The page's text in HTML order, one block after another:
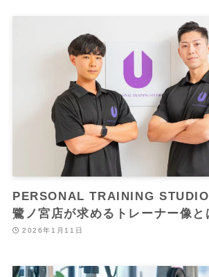
PERSONAL TRAINING STUDIO
鷺ノ宮店が求めるトレーナー像と
2026年1月11日